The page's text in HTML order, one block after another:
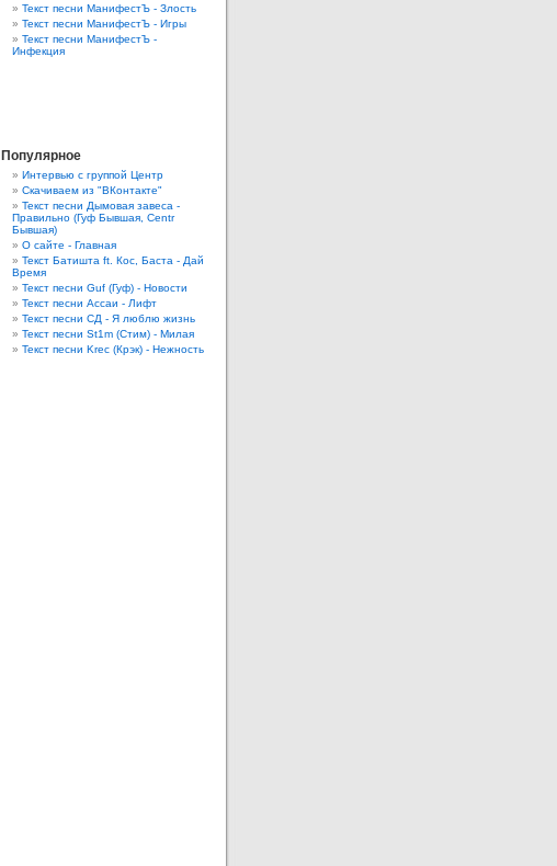
Текст песни МанифестЪ - Злость
Текст песни МанифестЪ - Игры
Текст песни МанифестЪ -
Инфекция
Популярное
Интервью с группой Центр
Скачиваем из "ВКонтакте"
Текст песни Дымовая завеса -
Правильно (Гуф Бывшая, Centr
Бывшая)
О сайте - Главная
Текст Батишта ft. Кос, Баста - Дай
Время
Текст песни Guf (Гуф) - Новости
Текст песни Ассаи - Лифт
Текст песни СД - Я люблю жизнь
Текст песни St1m (Стим) - Милая
Текст песни Krec (Крэк) - Нежность